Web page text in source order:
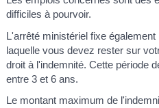
difficiles à pourvoir.
L'arrêté ministériel fixe
laquelle vous devez rester sur
droit à l'indemnité. Cette période
entre 3 et 6 ans.
Le montant maximum de